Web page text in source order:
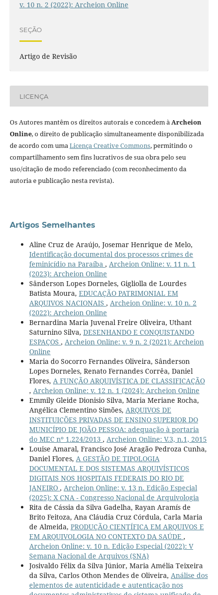
v. 10 n. 2 (2022): Archeion Online
SEÇÃO
Artigo de Revisão
LICENÇA
Os Autores mantêm os direitos autorais e concedem àArcheion
Online, o direito de publicação simultaneamente disponibilizada
de acordo com umaLicença Creative Commons, permitindo o
compartilhamento sem fins lucrativos de sua obra pelo seu
uso/citação de modo referenciado (com reconhecimento da
autoria e publicação nesta revista).
Artigos Semelhantes
Aline Cruz de Araújo, Josemar Henrique de Melo,
Identificação documental dos processos crimes de
feminicídio na Paraíba , Archeion Online: v. 11 n. 1
(2023): Archeion Online
Sânderson Lopes Dorneles, Gigliolla de Lourdes
Batista Moura, EDUCAÇÃO PATRIMONIAL EM
ARQUIVOS NACIONAIS , Archeion Online: v. 10 n. 2
(2022): Archeion Online
Bernardina Maria Juvenal Freire Oliveira, Uthant
Saturnino Silva, DESENHANDO E CONQUISTANDO
ESPAÇOS , Archeion Online: v. 9 n. 2 (2021): Archeion
Online
Maria do Socorro Fernandes Oliveira, Sânderson
Lopes Dorneles, Renato Fernandes Corrêa, Daniel
Flores, A FUNÇÃO ARQUIVÍSTICA DE CLASSIFICAÇÃO
, Archeion Online: v. 12 n. 1 (2024): Archeion Online
Emmily Gleide Dionisio Silva, Maria Meriane Rocha,
Angélica Clementino Simões, ARQUIVOS DE
INSTITUIÇÕES PRIVADAS DE ENSINO SUPERIOR DO
MUNICÍPIO DE JOÃO PESSOA: adequação à portaria
do MEC nº 1.224/2013 , Archeion Online: V.3, n.1, 2015
Louise Amaral, Francisco José Aragão Pedroza Cunha,
Daniel Flores, A GESTÃO DE TIPOLOGIA
DOCUMENTAL E DOS SISTEMAS ARQUIVÍSTICOS
DIGITAIS NOS HOSPITAIS FEDERAIS DO RIO DE
JANEIRO , Archeion Online: v. 13 n. Edição Especial
(2025): X CNA - Congresso Nacional de Arquivologia
Rita de Cássia da Silva Gadelha, Rayan Aramís de
Brito Feitoza, Ana Cláudia Cruz Córdula, Carla Maria
de Almeida, PRODUÇÃO CIENTÍFICA EM ARQUIVOS E
EM ARQUIVOLOGIA NO CONTEXTO DA SAÚDE ,
Archeion Online: v. 10 n. Edição Especial (2022): V
Semana Nacional de Arquivos (SNA)
Josivaldo Félix da Silva Júnior, Maria Amélia Teixeira
da Silva, Carlos Othon Mendes de Oliveira, Análise dos
elementos de autenticidade e autenticação nos